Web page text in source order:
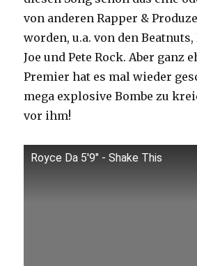
von anderen Rapper &
worden, u.a. von den Beatnuts,
Joe und Pete Rock. Aber ganz
Premier hat es mal wieder
mega explosive Bombe zu
vor ihm!
Royce Da 5'9" - Shake This